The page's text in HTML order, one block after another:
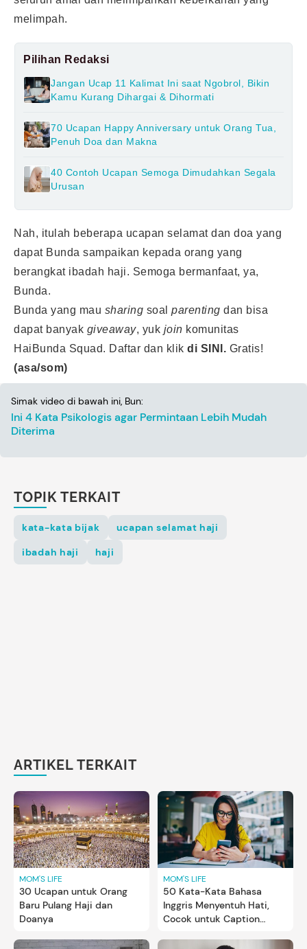
melimpah.
Pilihan Redaksi
Jangan Ucap 11 Kalimat Ini saat Ngobrol, Bikin
Kamu Kurang Dihargai & Dihormati
70 Ucapan Happy Anniversary untuk Orang Tua,
Penuh Doa dan Makna
40 Contoh Ucapan Semoga Dimudahkan Segala
Urusan
Nah, itulah beberapa ucapan selamat dan doa yang
dapat Bunda sampaikan kepada orang yang
berangkat ibadah haji. Semoga bermanfaat, ya,
Bunda.
Bunda yang mau sharing soal parenting dan bisa
dapat banyak giveaway, yuk join komunitas
HaiBunda Squad. Daftar dan klik di SINI. Gratis!
(asa/som)
Simak video di bawah ini, Bun:
Ini 4 Kata Psikologis agar Permintaan Lebih Mudah
Diterima
TOPIK TERKAIT
kata-kata bijak
ucapan selamat haji
ibadah haji
haji
ARTIKEL TERKAIT
MOM'S LIFE
30 Ucapan untuk Orang
Baru Pulang Haji dan
Doanya
MOM'S LIFE
50 Kata-Kata Bahasa
Inggris Menyentuh Hati,
Cocok untuk Caption